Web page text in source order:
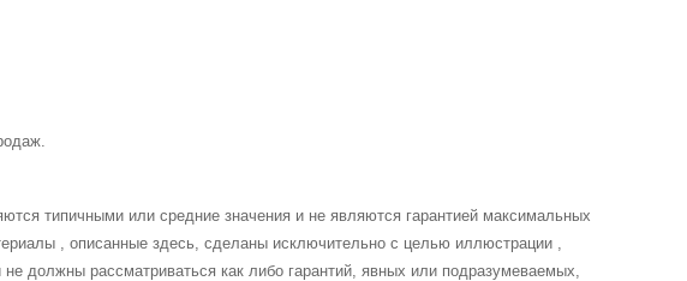
типичными или средние значения и не являются гарантией максимальных
, описанные здесь, сделаны исключительно с целью иллюстрации ,
должны рассматриваться как либо гарантий, явных или подразумеваемых,